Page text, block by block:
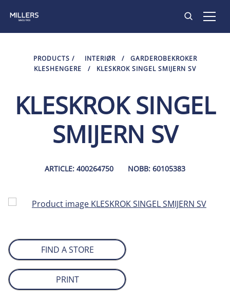
PRODUKTER
KONTAKT
PRODUCTS / INTERIØR /
GARDEROBEKROKER
KLESHENGERE
/ KLESKROK SINGEL SMIJERN SV
KLESKROK SINGEL
SMIJERN SV
ARTICLE: 400264750 NOBB: 60105383
FIND A STORE
PRINT